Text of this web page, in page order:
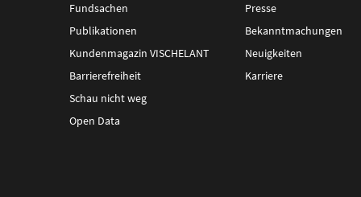
Fundsachen
Publikationen
Kundenmagazin VISCHELANT
Barrierefreiheit
Schau nicht weg
Open Data
Presse
Bekanntmachungen
Neuigkeiten
Karriere